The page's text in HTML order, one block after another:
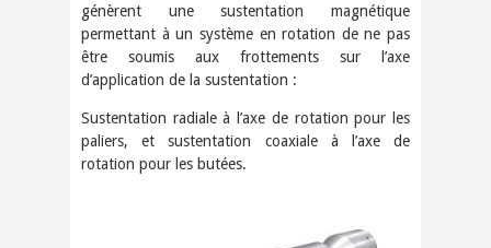
génèrent une sustentation magnétique
permettant à un système en rotation de ne pas
être soumis aux frottements sur l’axe
d’application de la sustentation :
Sustentation radiale à l’axe de rotation pour les
paliers, et sustentation coaxiale à l’axe de
rotation pour les butées.